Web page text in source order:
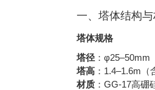
一、塔体结构
塔体规格
塔径 ：
塔高 ：1.4–1.6m
材质 ：GG-17高